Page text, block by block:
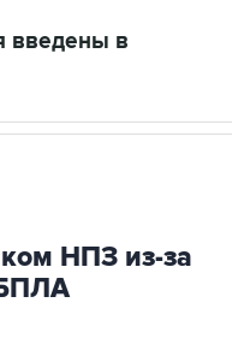
введены в
НПЗ из-за